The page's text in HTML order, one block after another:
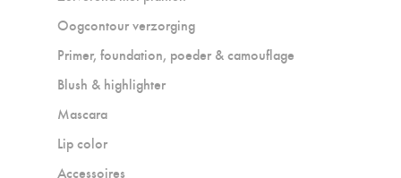
Oogcontour verzorging
Primer, foundation, poeder & camouflage
Blush & highlighter
Mascara
Lip color
Accessoires